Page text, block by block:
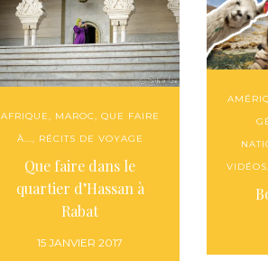
AFRIQUE, MAROC, QUE FAIRE
À..., RÉCITS DE VOYAGE
Que faire dans le
quartier d’Hassan à
Rabat
15 JANVIER 2017
VIDÉOS